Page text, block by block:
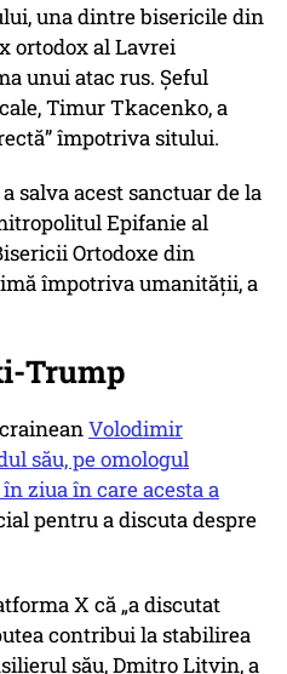
una dintre bisericile din
ortodox al Lavrei
unui atac rus. Şeful
Timur Tkacenko, a
împotriva sitului.
salva acest sanctuar de la
Epifanie al
Ortodoxe din
împotriva umanităţii, a
Trump
Volodimir
său, pe omologul
ziua în care acesta a
pentru a discuta despre
X că „a discutat
contribui la stabilirea
său, Dmitro Litvin, a